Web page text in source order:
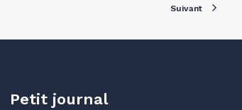
Suivant
Petit journal